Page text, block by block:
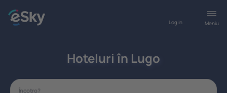
Meniu
Log in
Hoteluri în Lugo